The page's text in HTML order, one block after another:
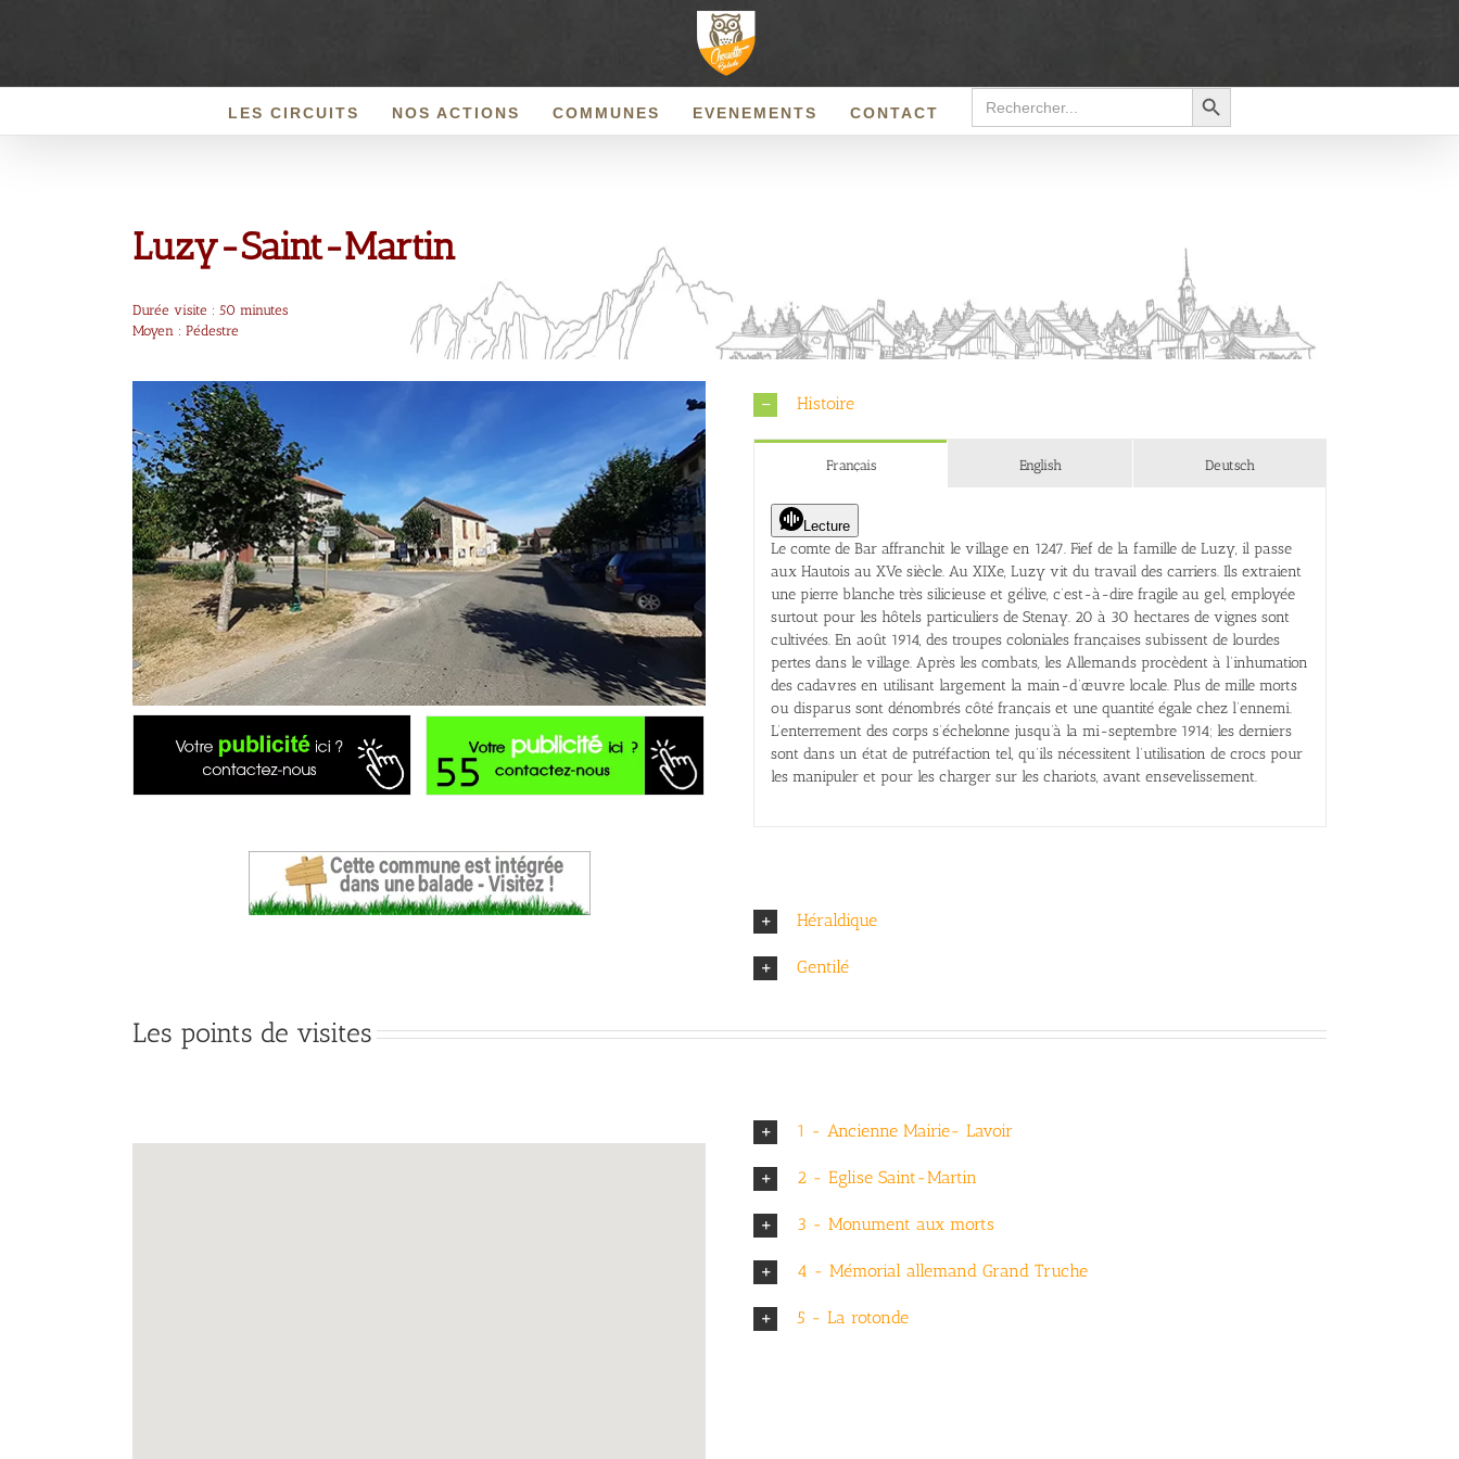
LES CIRCUITS NOS ACTIONS COMMUNES EVENEMENTS CONTACT
Search
for:
Search Button
Luzy-Saint-Martin
Durée visite : 50 minutes
Moyen : Pédestre
Histoire
Français English Deutsch
Lecture
Le comte de Bar affranchit le village en 1247. Fief de la famille de Luzy, il passe
aux Hautois au XVe siècle. Au XIXe, Luzy vit du travail des carriers. Ils extraient
une pierre blanche très silicieuse et gélive, c’est-à-dire fragile au gel, employée
surtout pour les hôtels particuliers de Stenay. 20 à 30 hectares de vignes sont
cultivées. En août 1914, des troupes coloniales françaises subissent de lourdes
pertes dans le village. Après les combats, les Allemands procèdent à l’inhumation
des cadavres en utilisant largement la main-d’œuvre locale. Plus de mille morts
ou disparus sont dénombrés côté français et une quantité égale chez l’ennemi.
L’enterrement des corps s’échelonne jusqu’à la mi-septembre 1914; les derniers
sont dans un état de putréfaction tel, qu’ils nécessitent l’utilisation de crocs pour
les manipuler et pour les charger sur les chariots, avant ensevelissement.
Héraldique
Gentilé
Les points de visites
1 - Ancienne Mairie- Lavoir
2 - Eglise Saint-Martin
3 - Monument aux morts
4 - Mémorial allemand Grand Truche
5 - La rotonde